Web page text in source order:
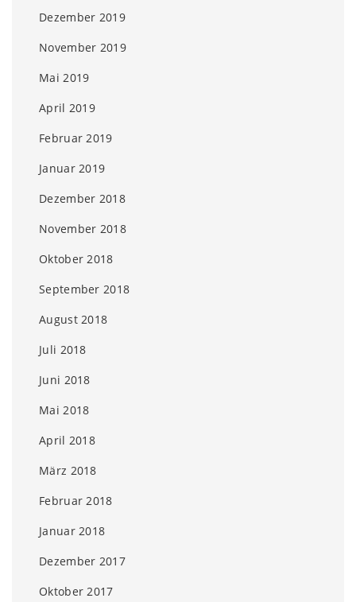
Dezember 2019
November 2019
Mai 2019
April 2019
Februar 2019
Januar 2019
Dezember 2018
November 2018
Oktober 2018
September 2018
August 2018
Juli 2018
Juni 2018
Mai 2018
April 2018
März 2018
Februar 2018
Januar 2018
Dezember 2017
Oktober 2017